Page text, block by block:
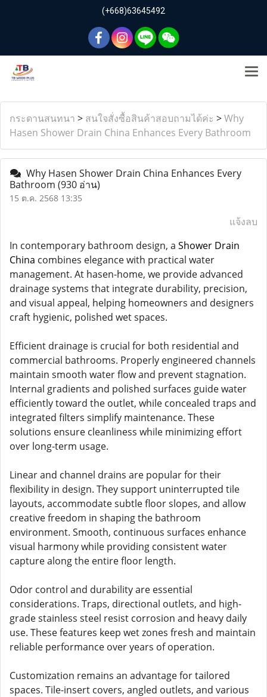
(+668)63645492
กระดานสนทนา > สนใจสั่งซื้อสินค้าสอบถามได้ค่ะ >Why
Hasen Shower Drain China Enhances Every Bathroom
Why Hasen Shower Drain China Enhances Every
Bathroom (930 อ่าน)
15 ต.ค. 2568 13:35
แจ้งลบ
In contemporary bathroom design, a Shower Drain
China combines elegance with practical water
management. At hasen-home, we provide advanced
drainage systems that integrate durability, precision,
and visual appeal, helping homeowners and designers
craft hygienic, polished wet spaces.
Efficient drainage is crucial for both residential and
commercial bathrooms. Properly engineered channels
maintain smooth water flow and prevent stagnation.
Internal gradients and polished surfaces guide water
efficiently toward the outlet, while concealed traps and
integrated filters simplify maintenance. These
solutions ensure cleanliness while minimizing effort
over long-term usage.
Linear and channel drains are popular for their
flexibility in design. They support uninterrupted tile
layouts, accommodate subtle floor slopes, and allow
creative freedom in shaping the bathroom
environment. Smooth, continuous surfaces enhance
visual harmony while providing consistent water
capture along the entire floor length.
Odor control and durability are essential
considerations. Traps, directional outlets, and high-
grade stainless steel resist corrosion and heavy daily
use. These features keep wet zones fresh and maintain
reliable performance over years of operation.
Customization remains an advantage for tailored
spaces. Tile-insert covers, angled outlets, and various